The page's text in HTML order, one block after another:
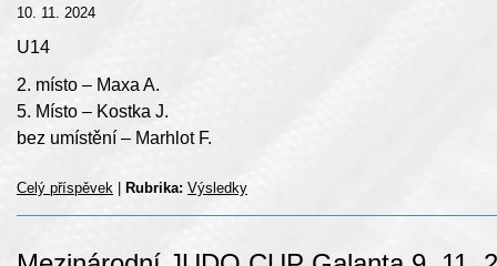
10. 11. 2024
U14
2. místo – Maxa A.
5. Místo – Kostka J.
bez umístění – Marhlot F.
Celý příspěvek Rubrika: Výsledky